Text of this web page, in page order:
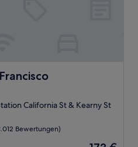
California St & Kearny St
Bewertungen)